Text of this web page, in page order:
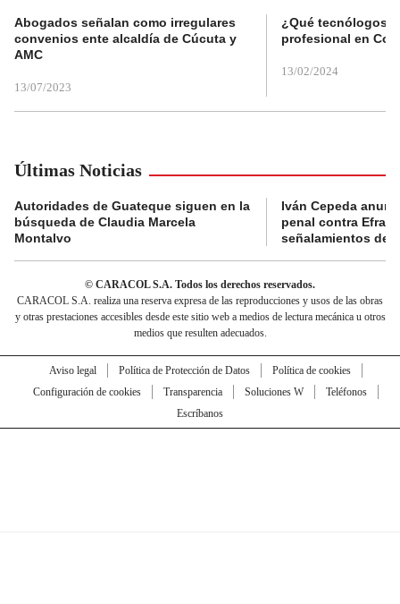
Abogados señalan como irregulares
convenios ente alcaldía de Cúcuta y
AMC
13/07/2023
¿Qué tecnólogos
profesional en
13/02/2024
Últimas Noticias
Autoridades de Guateque siguen en la
búsqueda de Claudia Marcela
Montalvo
Iván Cepeda
penal contra
señalamientos de
© CARACOL S.A. Todos los derechos reservados.
CARACOL S.A. realiza una reserva expresa de las reproducciones y usos de las obras
y otras prestaciones accesibles desde este sitio web a medios de lectura mecánica u otros
medios que resulten adecuados.
Aviso legal Política de Protección de Datos
Política de cookies
Configuración de cookies
Transparencia Soluciones W
Teléfonos
Escríbanos